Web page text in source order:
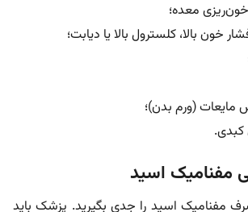
معده؛
خون بالا، کلسترول بالا یا دیابت؛
مایعات (ورم بدن)؛
کبدی.
مفنامیک اسید
مفنامیک اسید را جدی بگیرید. پزشک باید